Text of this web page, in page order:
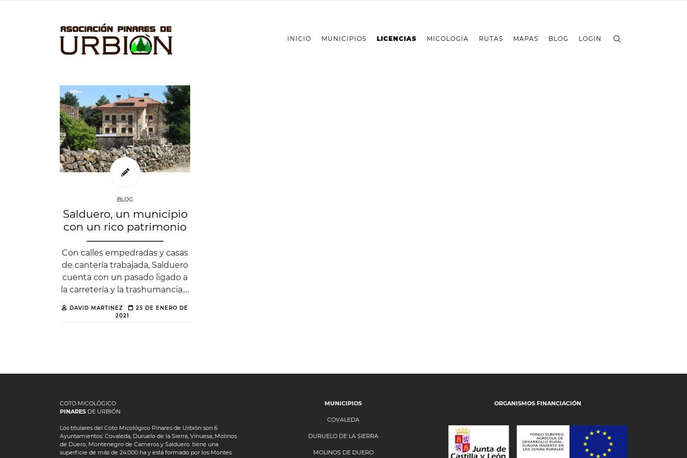
INICIO MUNICIPIOS LICENCIAS MICOLOGÍA RUTAS MAPAS BLOG LOGIN
BLOG
Salduero, un municipio
con un rico patrimonio
Con calles empedradas y casas
de cantería trabajada, Salduero
cuenta con un pasado ligado a
la carretería y la trashumancia.…
DAVID MARTINEZ
25 DE ENERO DE
2021
COTO MICOLÓGICO
PINARES DE URBIÓN
Los titulares del Coto Micológico Pinares de Urbión son 6
Ayuntamientos: Covaleda, Duruelo de la Sierra, Vinuesa, Molinos
de Duero, Montenegro de Cameros y Salduero. tiene una
superficie de más de 24.000 ha y está formado por los Montes
MUNICIPIOS
COVALEDA
DURUELO DE LA SIERRA
MOLINOS DE DUERO
ORGANISMOS FINANCIACIÓN